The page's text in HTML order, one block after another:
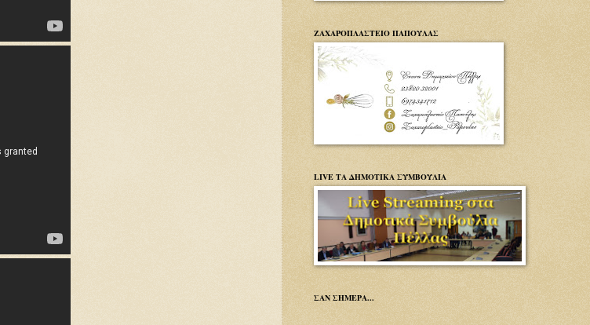
ΖΑΧΑΡΟΠΛΑΣΤΕΙΟ ΠΑΠΟΥΛΑΣ
LIVE ΤΑ ΔΗΜΟΤΙΚΑ ΣΥΜΒΟΥΛΙΑ
ΣΑΝ ΣΗΜΕΡΑ...